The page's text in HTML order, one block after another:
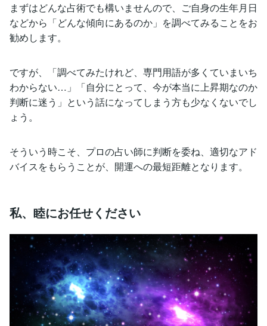
まずはどんな占術でも構いませんので、ご自身の生年月日
などから「どんな傾向にあるのか」を調べてみることをお
勧めします。
ですが、「調べてみたけれど、専門用語が多くていまいち
わからない…」「自分にとって、今が本当に上昇期なのか
判断に迷う」という話になってしまう方も少なくないでし
ょう。
そういう時こそ、プロの占い師に判断を委ね、適切なアド
バイスをもらうことが、開運への最短距離となります。
私、睦にお任せください